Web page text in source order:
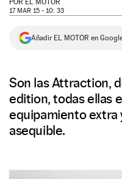
NEWSLETTER
POR EL MOTOR
17 MAR 15 - 10: 33
Añadir EL MOTOR en
Son las Attraction,
edition, todas ellas
equipamiento extra
asequible.